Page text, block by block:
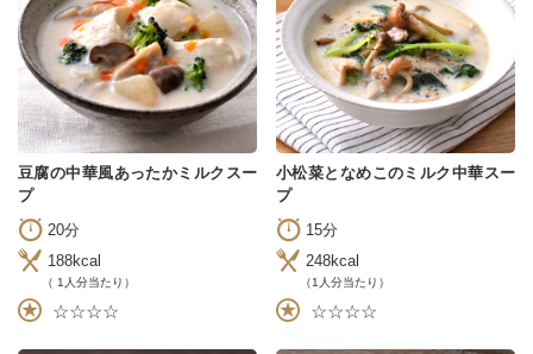
豆腐の中華風あったかミルクスー
プ
20分
188kcal
（ 1人分当たり）
☆☆☆☆
小松菜となめこのミルク中華スー
プ
15分
248kcal
（1人分当たり）
☆☆☆☆